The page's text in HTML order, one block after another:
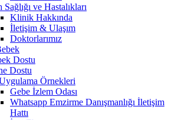
Sağlığı ve Hastalıkları
Klinik Hakkında
İletişim & Ulaşım
Doktorlarımız
Dostu
Dostu
Örnekleri
Gebe İzlem Odası
Whatsapp Emzirme Danışmanlığı İletişim
Hattı